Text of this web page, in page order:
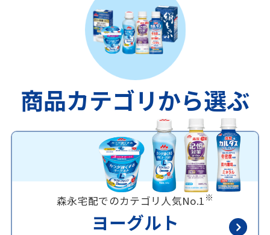
商品カテゴリから選ぶ
森永宅配でのカテゴリ人気No.1 ※
ヨーグルト